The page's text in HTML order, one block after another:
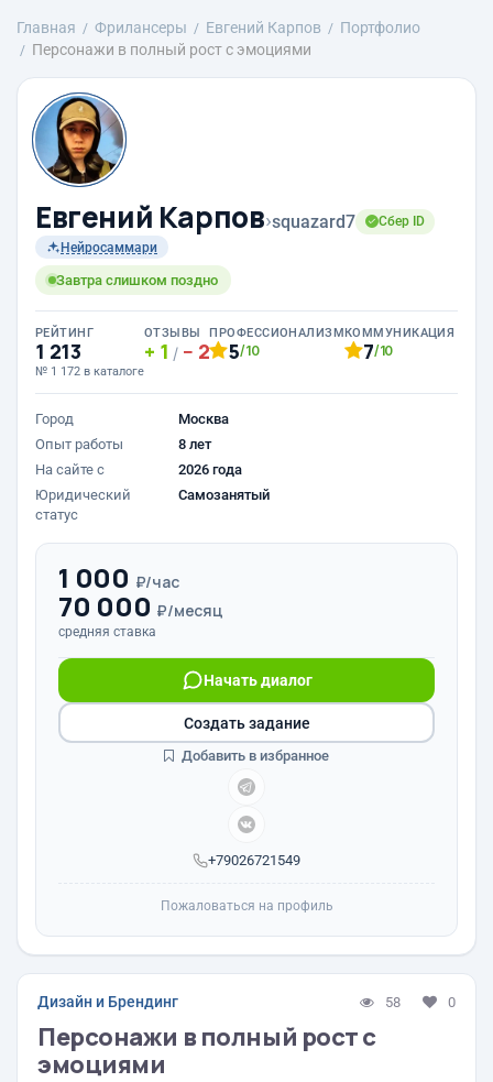
Главная Фрилансеры Евгений Карпов
Портфолио
Персонажи в полный рост с эмоциями
Евгений Карпов›squazard7
Сбер ID
Нейросаммари
Завтра слишком поздно
РЕЙТИНГ
1 213
№ 1 172 в каталоге
ОТЗЫВЫ
1 / 2
ПРОФЕССИОНАЛИЗМ
5/10
КОММУНИКАЦИЯ
7/10
Город
Москва
Опыт работы
8 лет
На сайте с
2026 года
Юридический
статус
Самозанятый
1 000 ₽/час
70 000 ₽/месяц
средняя ставка
+79026721549
Начать диалог
Создать задание
Добавить в избранное
Пожаловаться на профиль
Дизайн и Брендинг 58 0
Персонажи в полный рост с
эмоциями